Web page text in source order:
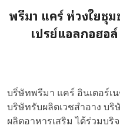
พรีมา แคร์ ห่วงใยชุ
เปรย์แอลกอฮอ
บริํษัทพรีมา แคร์ อินเตอร์เ
บริษัทรับผลิตเวชสำอาง บริ
ผลิตอาหารเสริม ได้ร่วมบริ